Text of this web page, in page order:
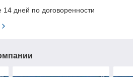
14 дней по договоренности